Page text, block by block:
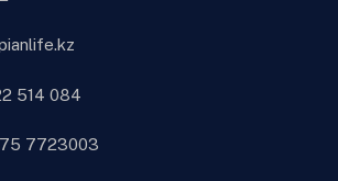
514 084
7723003